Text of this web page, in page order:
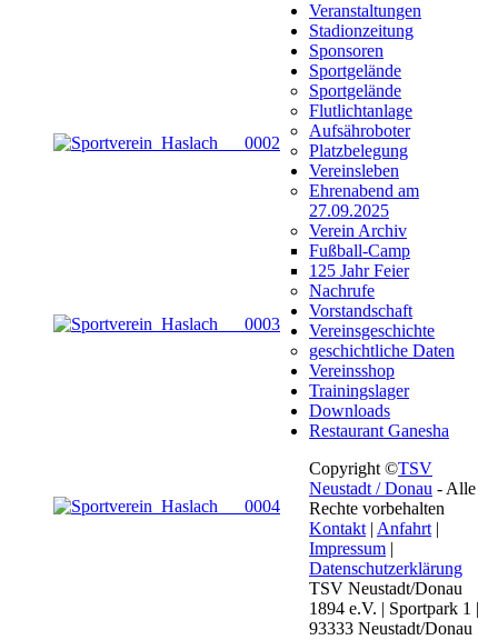
Veranstaltungen
Stadionzeitung
Sponsoren
Sportgelände
Sportgelände
Flutlichtanlage
Aufsähroboter
Platzbelegung
Vereinsleben
Ehrenabend am
27.09.2025
Verein Archiv
Fußball-Camp
125 Jahr Feier
Nachrufe
Vorstandschaft
Vereinsgeschichte
geschichtliche Daten
Vereinsshop
Trainingslager
Downloads
Restaurant Ganesha
Copyright ©TSV
Neustadt / Donau - Alle
Rechte vorbehalten
Kontakt | Anfahrt |
Impressum |
Datenschutzerklärung
TSV Neustadt/Donau
1894 e.V. | Sportpark 1 |
93333 Neustadt/Donau